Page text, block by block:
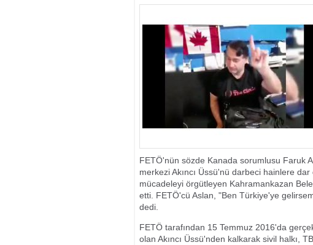
ÖLÜ BULUNDU
FETÖ'nün sözde Kanada sorumlusu Faruk
merkezi Akıncı Üssü'nü darbeci hainlere
mücadeleyi örgütleyen Kahramankazan
etti. FETÖ'cü Aslan, "Ben Türkiye'ye
dedi.
FETÖ tarafından 15 Temmuz 2016'da
olan Akıncı Üssü'nden kalkarak sivil halkı,